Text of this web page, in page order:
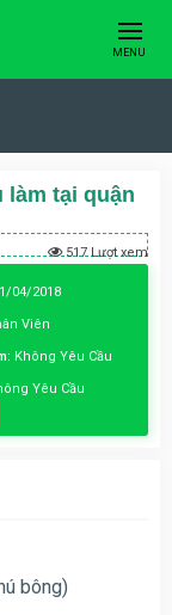
MENU
làm tại quận
517 Lượt xem
04/2018
Viên
Không Yêu Cầu
Yêu Cầu
bông)